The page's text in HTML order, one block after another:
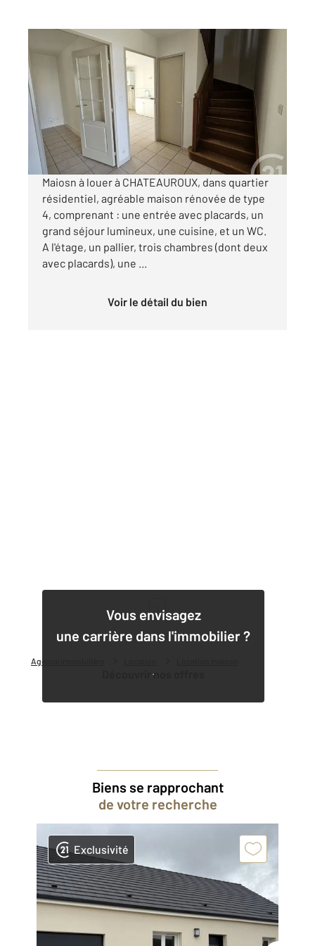
Agence immobilière
CHATEAUROUX 36
86,68 m2, 4 pièces
Ref : 9908
Maison à louer
820 €
par mois charges comprises
Maiosn à louer à CHATEAUROUX, dans quartier
résidentiel, agréable maison rénovée de type
4, comprenant : une entrée avec placards, un
grand séjour lumineux, une cuisine, et un WC.
A l'étage, un pallier, trois chambres (dont deux
avec placards), une ...
Voir le détail du bien
Vous envisagez
une carrière dans l'immobilier ?
Découvrir nos offres
1
Biens se rapprochant
de votre recherche
Exclusivité